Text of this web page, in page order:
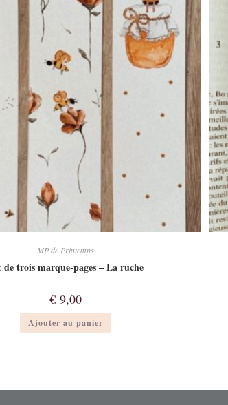
MP de Printemps
de trois marque-pages – La ruche
€9,00
Ajouter au panier